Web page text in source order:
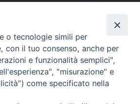
o tecnologie simili per
con il tuo consenso, anche per
e funzionalità semplici",
"misurazione" e
come specificato nella